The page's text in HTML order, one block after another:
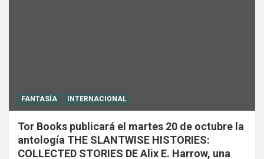
FANTASÍA INTERNACIONAL
Tor Books publicará el martes 20 de octubre la
antología THE SLANTWISE HISTORIES:
COLLECTED STORIES DE Alix E. Harrow, una